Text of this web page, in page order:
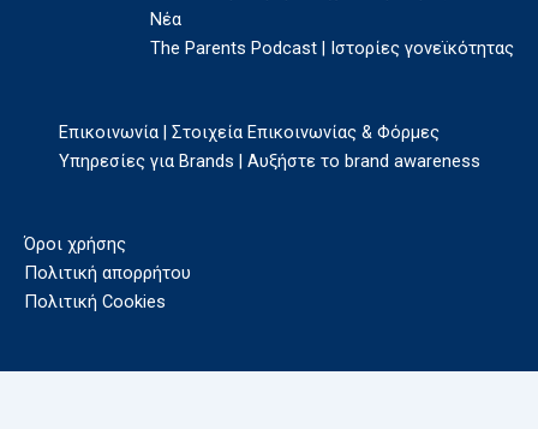
Νέα
The Parents Podcast | Ιστορίες γονεϊκότητας
Επικοινωνία | Στοιχεία Επικοινωνίας & Φόρμες
Υπηρεσίες για Brands | Αυξήστε το brand awareness
Όροι χρήσης
Πολιτική απορρήτου
Πολιτική Cookies